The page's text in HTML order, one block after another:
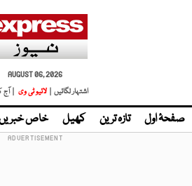
AUGUST 06, 2026
اشتہار لگائیں |
لائیو ٹی وی | آج
صفحۂ اول تازہ ترین کھیل خاص